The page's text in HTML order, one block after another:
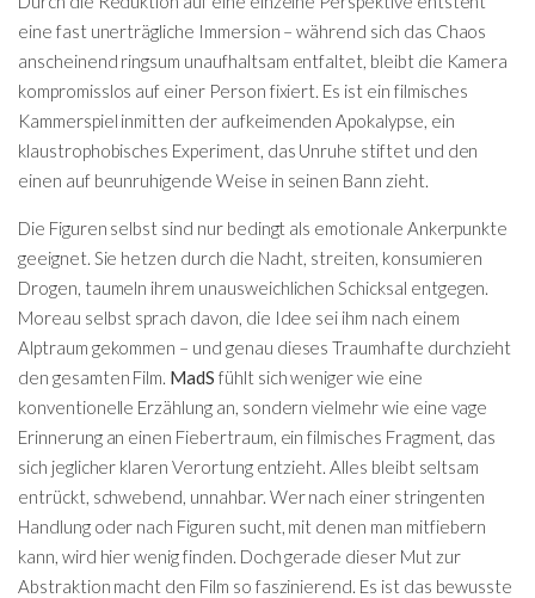
eine fast unerträgliche Immersion – während sich das Chaos
anscheinend ringsum unaufhaltsam entfaltet, bleibt die Kamera
kompromisslos auf einer Person fixiert. Es ist ein filmisches
Kammerspiel inmitten der aufkeimenden Apokalypse, ein
klaustrophobisches Experiment, das Unruhe stiftet und den
einen auf beunruhigende Weise in seinen Bann zieht.
Die Figuren selbst sind nur bedingt als emotionale Ankerpunkte
geeignet. Sie hetzen durch die Nacht, streiten, konsumieren
Drogen, taumeln ihrem unausweichlichen Schicksal entgegen.
Moreau selbst sprach davon, die Idee sei ihm nach einem
Alptraum gekommen – und genau dieses Traumhafte durchzieht
den gesamten Film. MadS fühlt sich weniger wie eine
konventionelle Erzählung an, sondern vielmehr wie eine vage
Erinnerung an einen Fiebertraum, ein filmisches Fragment, das
sich jeglicher klaren Verortung entzieht. Alles bleibt seltsam
entrückt, schwebend, unnahbar. Wer nach einer stringenten
Handlung oder nach Figuren sucht, mit denen man mitfiebern
kann, wird hier wenig finden. Doch gerade dieser Mut zur
Abstraktion macht den Film so faszinierend. Es ist das bewusste